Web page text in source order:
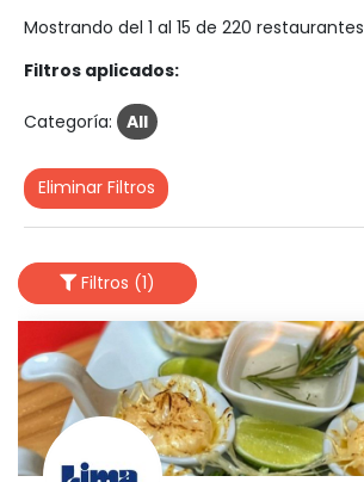
Mostrando del 1 al 15 de 220 restaurantes
Filtros aplicados:
Categoría: All
Eliminar Filtros
Filtros (1)